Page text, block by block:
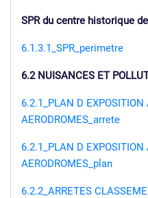
SPR du centre historique
6.1.3.1_SPR_perimetre
6.2 NUISANCES ET
6.2.1_PLAN D EXPOSITION
AERODROMES_arrete
6.2.1_PLAN D EXPOSITION
AERODROMES_plan
6.2.2_ARRETES